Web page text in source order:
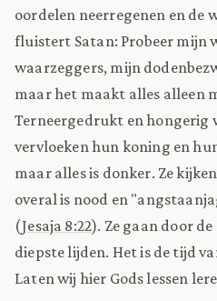
oordelen neerregenen en
fluistert Satan: Probeer mijn
waarzeggers, mijn
maar het maakt alles alleen
Terneergedrukt en hongerig
vervloeken hun koning en
maar alles is donker. Ze
overal is nood en
(Jesaja 8:22). Ze gaan door
diepste lijden. Het is de tijd
Laten wij hier Gods lessen